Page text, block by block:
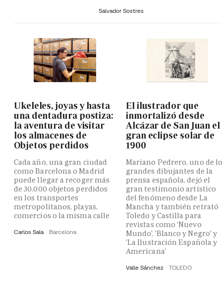
Salvador Sostres
Ukeleles, joyas y hasta
una dentadura postiza:
la aventura de visitar
los almacenes de
Objetos perdidos
Cada año, una gran ciudad
como Barcelona o Madrid
puede llegar a recoger más
de 30.000 objetos perdidos
en los transportes
metropolitanos, playas,
comercios o la misma calle
Carlos Sala Barcelona
El ilustrador que
inmortalizó desde
Alcázar de San Juan el
gran eclipse solar de
1900
Mariano Pedrero, uno de
grandes dibujantes de la
prensa española, dejó el
gran testimonio artístico
del fenómeno desde La
Mancha y también retrató
Toledo y Castilla para
revistas como 'Nuevo
Mundo', 'Blanco y Negro' y
'La Ilustración Española y
Americana'
Valle Sánchez TOLEDO